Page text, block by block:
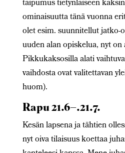
taipumus tietynlaiseen
ominaisuutta tänä vuonna
olet esim. suunnitellut jatko-
uuden alan opiskelua, nyt
Pikkukaksosilla alati
vaihdosta ovat valitettavan
huom).
Rapu 21.6–.21.7.
Kesän lapsena ja tähtien
nyt oiva tilaisuus koettaa